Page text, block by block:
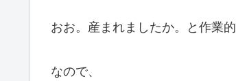
おお。産まれましたか。と作業
なので、